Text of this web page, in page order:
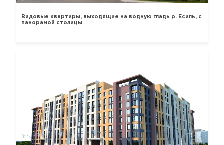
Видовые квартиры, выходящие на водную гладь р. Есиль, с
панорамой столицы